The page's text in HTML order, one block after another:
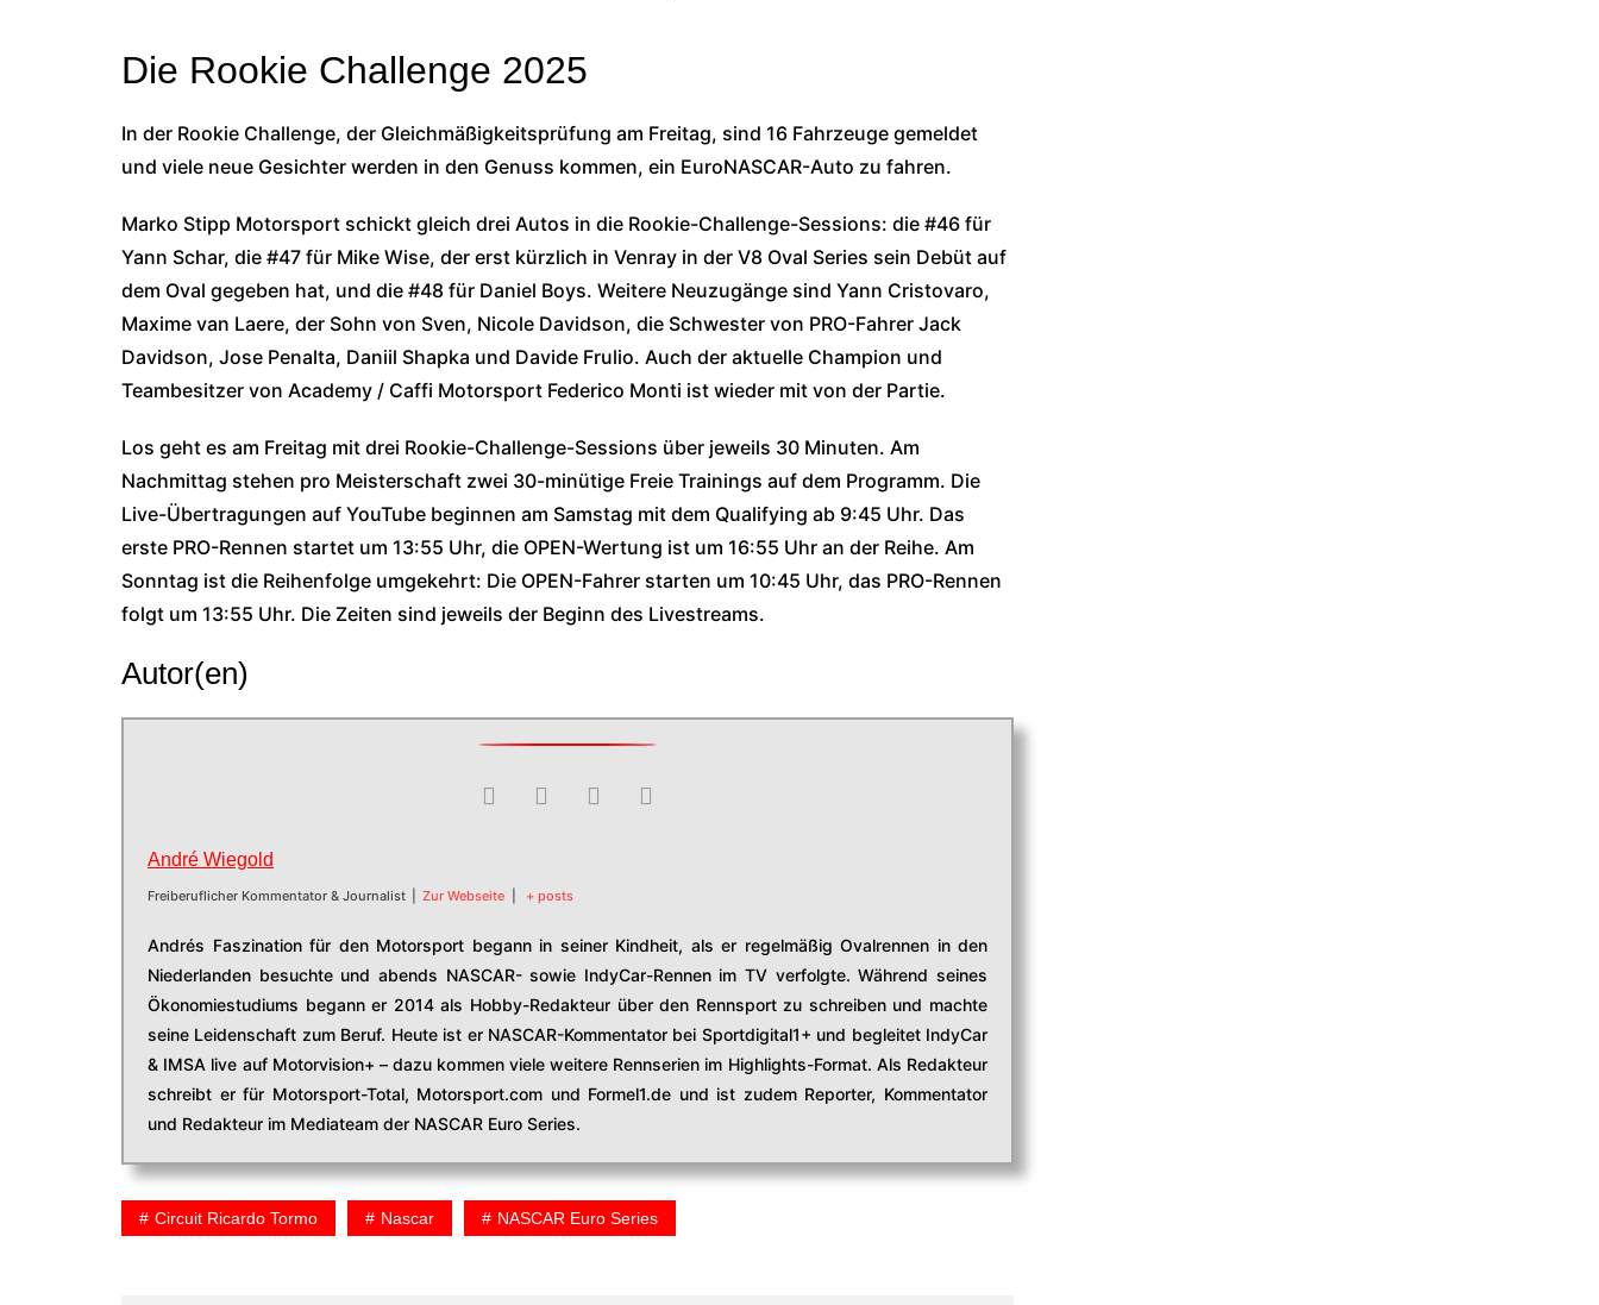
Die Rookie Challenge 2025
In der Rookie Challenge, der Gleichmäßigkeitsprüfung am Freitag, sind 16 Fahrzeuge gemeldet
und viele neue Gesichter werden in den Genuss kommen, ein EuroNASCAR-Auto zu fahren.
Marko Stipp Motorsport schickt gleich drei Autos in die Rookie-Challenge-Sessions: die #46 für
Yann Schar, die #47 für Mike Wise, der erst kürzlich in Venray in der V8 Oval Series sein Debüt auf
dem Oval gegeben hat, und die #48 für Daniel Boys. Weitere Neuzugänge sind Yann Cristovaro,
Maxime van Laere, der Sohn von Sven, Nicole Davidson, die Schwester von PRO-Fahrer Jack
Davidson, Jose Penalta, Daniil Shapka und Davide Frulio. Auch der aktuelle Champion und
Teambesitzer von Academy / Caffi Motorsport Federico Monti ist wieder mit von der Partie.
Los geht es am Freitag mit drei Rookie-Challenge-Sessions über jeweils 30 Minuten. Am
Nachmittag stehen pro Meisterschaft zwei 30-minütige Freie Trainings auf dem Programm. Die
Live-Übertragungen auf YouTube beginnen am Samstag mit dem Qualifying ab 9:45 Uhr. Das
erste PRO-Rennen startet um 13:55 Uhr, die OPEN-Wertung ist um 16:55 Uhr an der Reihe. Am
Sonntag ist die Reihenfolge umgekehrt: Die OPEN-Fahrer starten um 10:45 Uhr, das PRO-Rennen
folgt um 13:55 Uhr. Die Zeiten sind jeweils der Beginn des Livestreams.
Autor(en)
André Wiegold
Freiberuflicher Kommentator & Journalist Zur Webseite + posts
Andrés Faszination für den Motorsport begann in seiner Kindheit, als er regelmäßig Ovalrennen in den
Niederlanden besuchte und abends NASCAR- sowie IndyCar-Rennen im TV verfolgte. Während seines
Ökonomiestudiums begann er 2014 als Hobby-Redakteur über den Rennsport zu schreiben und machte
seine Leidenschaft zum Beruf. Heute ist er NASCAR-Kommentator bei Sportdigital1+ und begleitet IndyCar
& IMSA live auf Motorvision+ – dazu kommen viele weitere Rennserien im Highlights-Format. Als Redakteur
schreibt er für Motorsport-Total, Motorsport.com und Formel1.de und ist zudem Reporter, Kommentator
und Redakteur im Mediateam der NASCAR Euro Series.
Circuit Ricardo Tormo Nascar NASCAR Euro Series